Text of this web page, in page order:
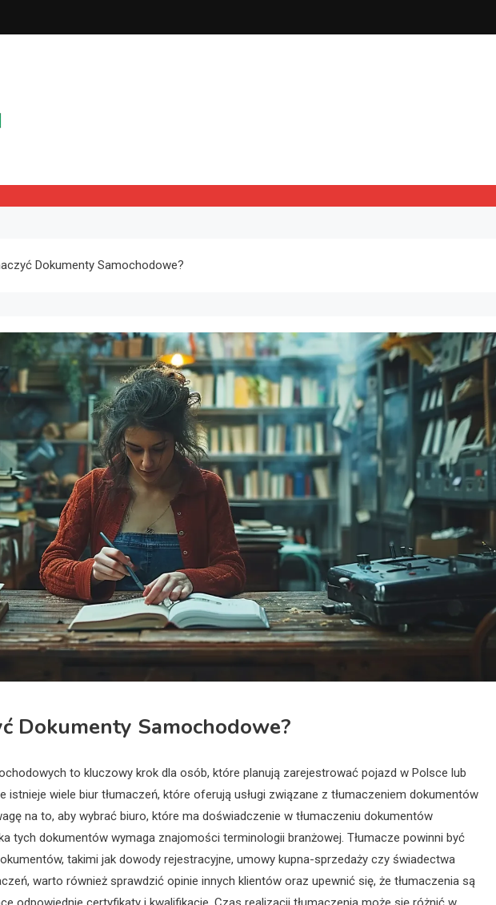
Dokumenty Samochodowe?
Dokumenty Samochodowe?
to kluczowy krok dla osób, które planują zarejestrować pojazd w Polsce lub
istnieje wiele biur tłumaczeń, które oferują usługi związane z tłumaczeniem dokumentów
na to, aby wybrać biuro, które ma doświadczenie w tłumaczeniu dokumentów
tych dokumentów wymaga znajomości terminologii branżowej. Tłumacze powinni być
takimi jak dowody rejestracyjne, umowy kupna-sprzedaży czy świadectwa
warto również sprawdzić opinie innych klientów oraz upewnić się, że tłumaczenia są